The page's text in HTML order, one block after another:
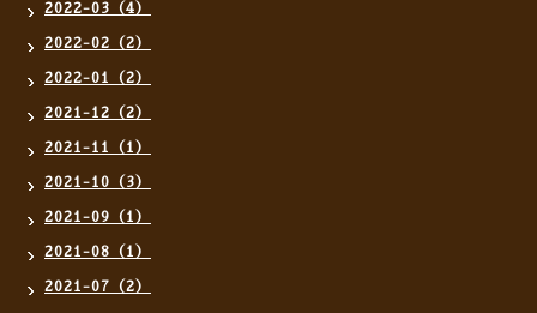
2022-03（4）
2022-02（2）
2022-01（2）
2021-12（2）
2021-11（1）
2021-10（3）
2021-09（1）
2021-08（1）
2021-07（2）